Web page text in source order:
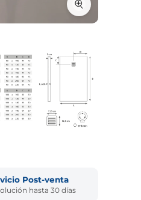
Post-venta
hasta 30 días